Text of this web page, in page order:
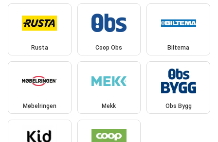
Rusta Coop Obs Biltema
Møbelringen Mekk Obs Bygg